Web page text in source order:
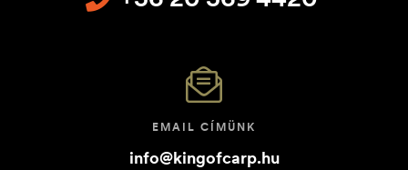
EMAIL CÍMÜNK
info@kingofcarp.hu